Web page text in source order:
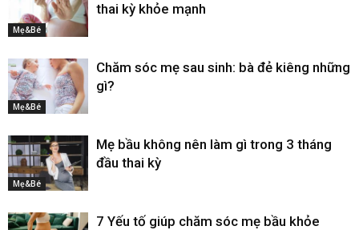
Mẹ&Bé
thai kỳ khỏe mạnh
Mẹ&Bé
Chăm sóc mẹ sau sinh: bà đẻ kiêng những
gì?
Mẹ&Bé
Mẹ bầu không nên làm gì trong 3 tháng
đầu thai kỳ
7 Yếu tố giúp chăm sóc mẹ bầu khỏe